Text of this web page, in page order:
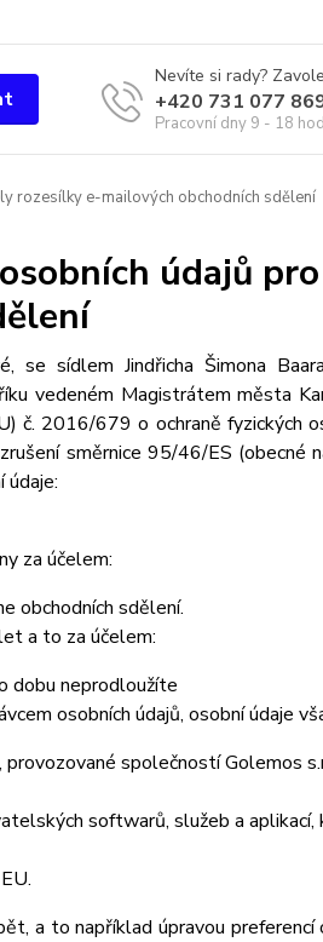
Nevíte si rady?
+420 731 077
Pracovní dny 9 - 18 hod
rozesílky e-mailových obchodních sdělení
údajů
se sídlem Jindřicha Šimona
vedeném Magistrátem města
č. 2016/679 o ochraně fyzických
směrnice 95/46/ES (obecné
údaje:
za účelem:
obchodních sdělení.
a to za účelem:
dobu neprodloužíte
osobních údajů, osobní údaje
společností Golemos
softwarů, služeb a
a tonapříklad úpravou